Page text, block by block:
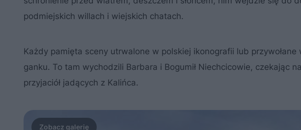
podmiejskich willach i wiejskich chatach.
Każdy pamięta sceny utrwalone w polskiej ikonografii lub
ganku. To tam wychodzili Barbara i Bogumił Niechcicowie, czekając
przyjaciół jadących z Kalińca.